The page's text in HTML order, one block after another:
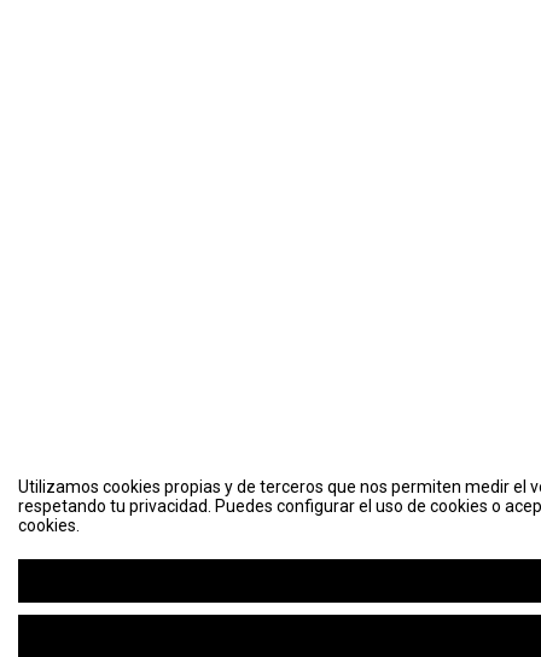
Utilizamos cookies propias y de terceros que nos permiten medir el
respetando tu privacidad. Puedes configurar el uso de cookies o
cookies.